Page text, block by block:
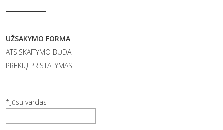
UŽSAKYMO FORMA
ATSISKAITYMO BŪDAI
PREKIŲ PRISTATYMAS
Jūsų vardas